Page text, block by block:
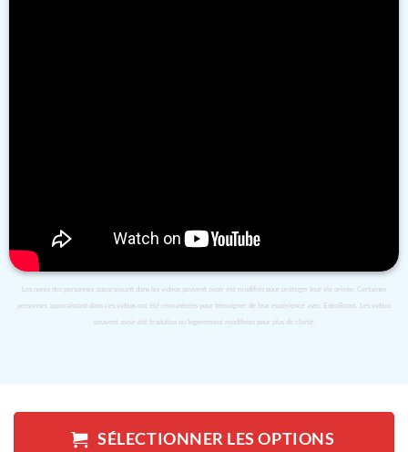
Les noms des personnes apparaissant dans les vidéos peuvent avoir été modifiés pour protéger leur vie privée. Certaines
personnes apparaissant dans ces vidéos ont été rémunérées pour témoigner de leur expérience avec EdenBoost. Les vidéos
peuvent avoir été traduites ou légèrement modifiées pour plus de clarté.
SÉLECTIONNER LES OPTIONS